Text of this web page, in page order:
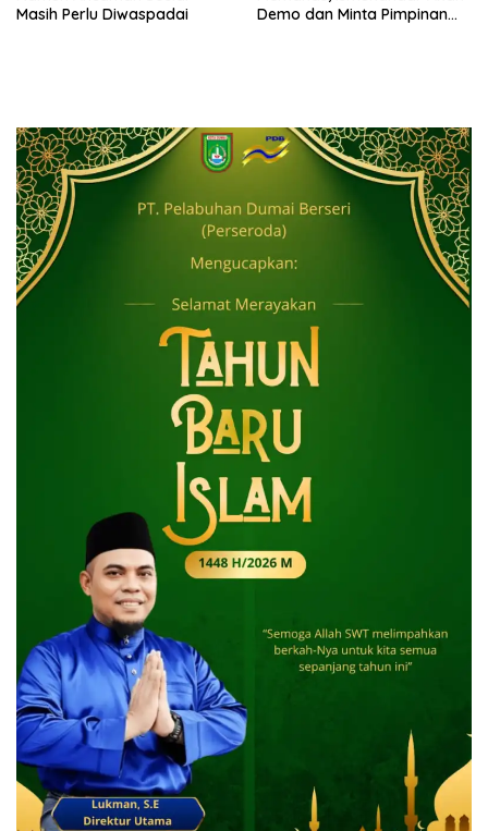
Masih Perlu Diwaspadai
Demo dan Minta Pimpinan